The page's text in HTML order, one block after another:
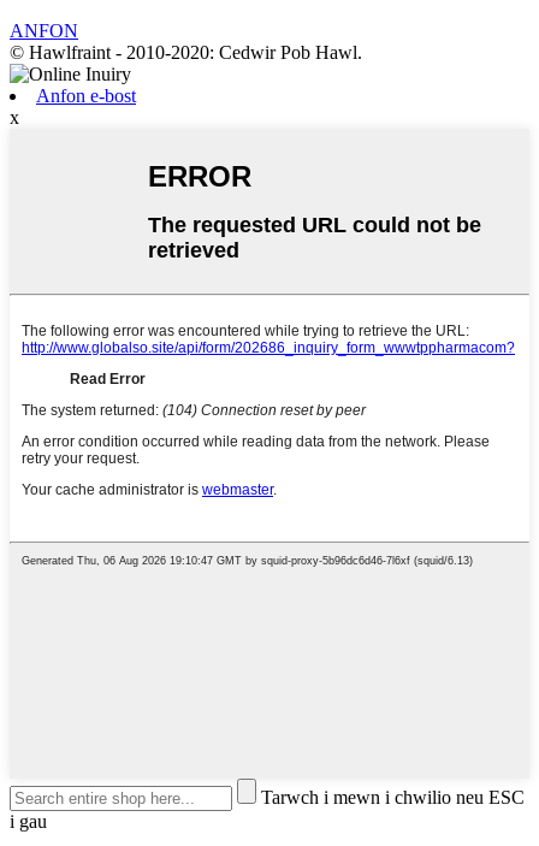
ANFON
© Hawlfraint - 2010-2020: Cedwir Pob Hawl.
Anfon e-bost
x
Tarwch i mewn i chwilio neu ESC
i gau